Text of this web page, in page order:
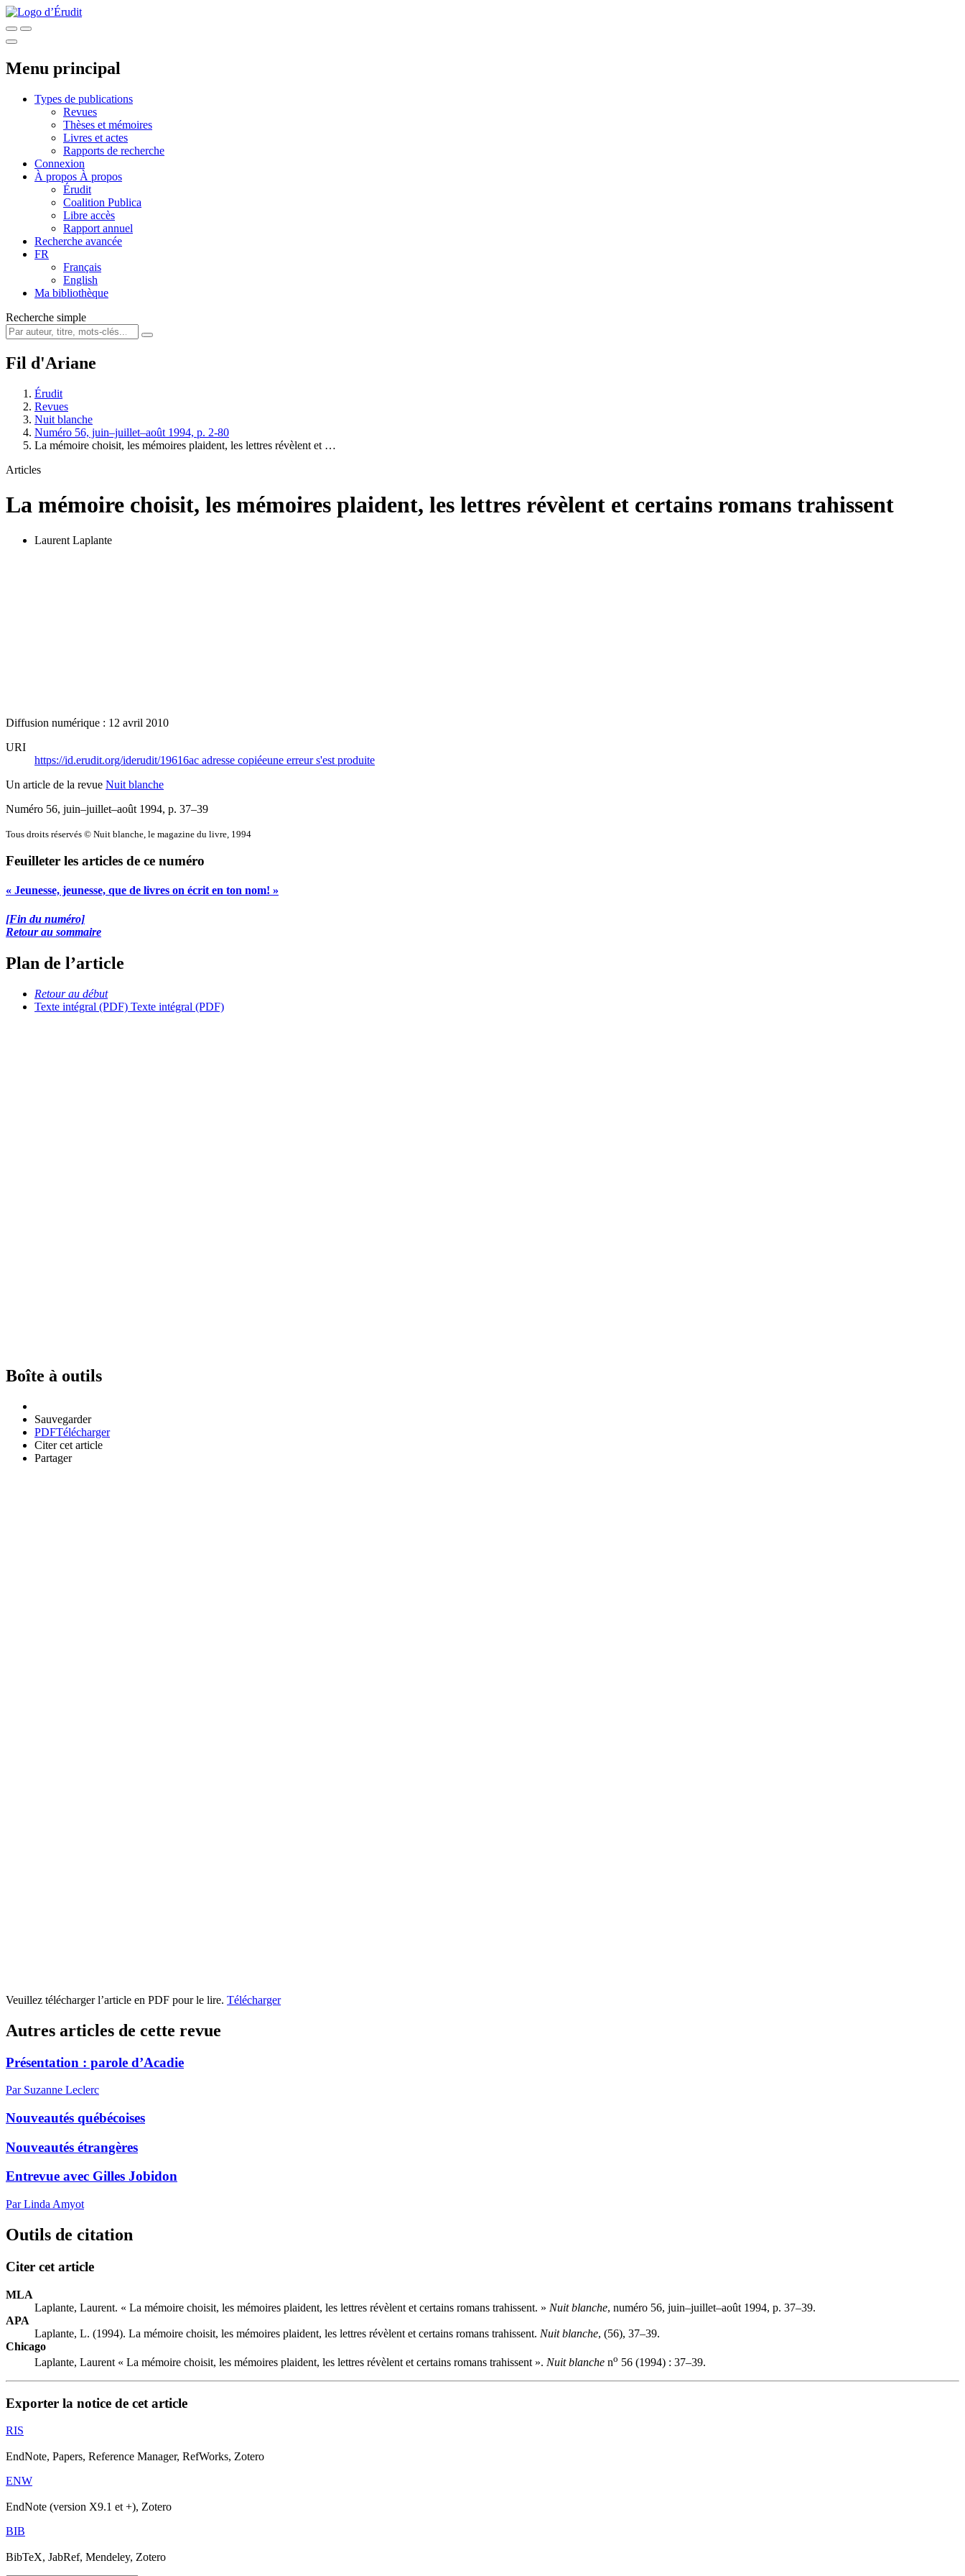
Menu principal
Types de publications
Revues
Thèses et mémoires
Livres et actes
Rapports de recherche
Connexion
À propos À propos
Érudit
Coalition Publica
Libre accès
Rapport annuel
Recherche avancée
FR
Français
English
Ma bibliothèque
Recherche simple
Fil d'Ariane
Érudit
Revues
Nuit blanche
Numéro 56, juin–juillet–août 1994, p. 2-80
La mémoire choisit, les mémoires plaident, les lettres révèlent et …
Articles
La mémoire choisit, les mémoires plaident, les lettres révèlent et certains romans trahissent
Laurent Laplante
Diffusion numérique : 12 avril 2010
URI
https://id.erudit.org/iderudit/19616ac adresse copiéeune erreur s'est produite
Un article de la revue Nuit blanche
Numéro 56, juin–juillet–août 1994, p. 37–39
Tous droits réservés © Nuit blanche, le magazine du livre, 1994
Feuilleter les articles de ce numéro
« Jeunesse, jeunesse, que de livres on écrit en ton nom! »
[Fin du numéro]
Retour au sommaire
Plan de l’article
Retour au début
Texte intégral (PDF) Texte intégral (PDF)
Boîte à outils
Sauvegarder
PDFTélécharger
Citer cet article
Partager
Veuillez télécharger l’article en PDF pour le lire. Télécharger
Autres articles de cette revue
Présentation : parole d’Acadie
Par Suzanne Leclerc
Nouveautés québécoises
Nouveautés étrangères
Entrevue avec Gilles Jobidon
Par Linda Amyot
Outils de citation
Citer cet article
MLA
Laplante, Laurent. « La mémoire choisit, les mémoires plaident, les lettres révèlent et certains romans trahissent. » Nuit blanche, numéro 56, juin–juillet–août 1994, p. 37–39.
APA
Laplante, L. (1994). La mémoire choisit, les mémoires plaident, les lettres révèlent et certains romans trahissent. Nuit blanche, (56), 37–39.
Chicago
Laplante, Laurent « La mémoire choisit, les mémoires plaident, les lettres révèlent et certains romans trahissent ». Nuit blanche no 56 (1994) : 37–39.
Exporter la notice de cet article
RIS
EndNote, Papers, Reference Manager, RefWorks, Zotero
ENW
EndNote (version X9.1 et +), Zotero
BIB
BibTeX, JabRef, Mendeley, Zotero